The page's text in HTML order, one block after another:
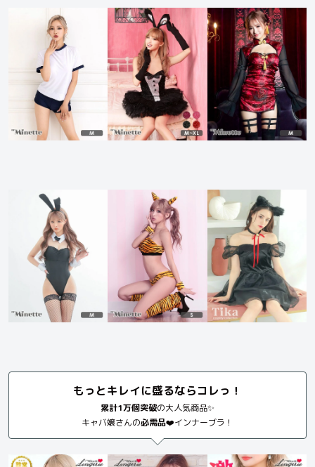
もっとキレイに盛るならコレっ！
累計1万個突破の大人気商品✨
キャバ嬢さんの必需品❤️インナーブラ！